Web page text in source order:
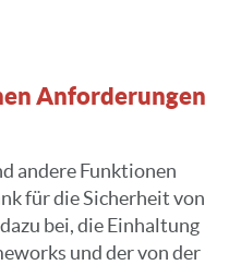
Anforderungen
andere Funktionen
für die Sicherheit von
bei, die Einhaltung
und der von der